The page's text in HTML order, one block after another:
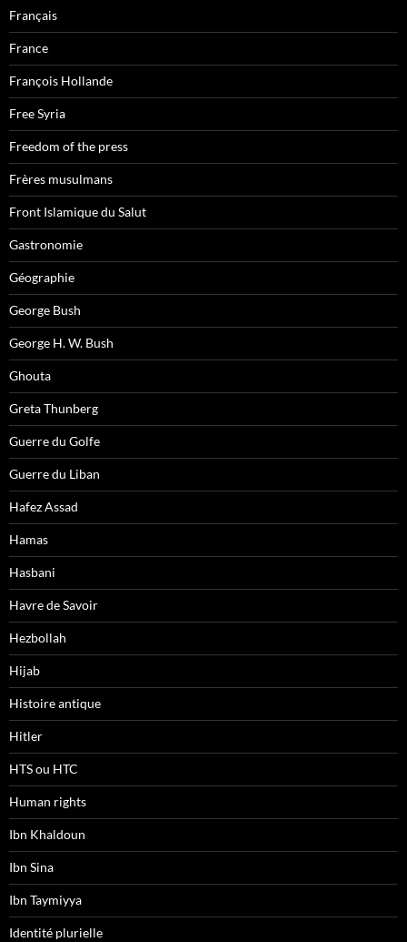
Français
France
François Hollande
Free Syria
Freedom of the press
Frères musulmans
Front Islamique du Salut
Gastronomie
Géographie
George Bush
George H. W. Bush
Ghouta
Greta Thunberg
Guerre du Golfe
Guerre du Liban
Hafez Assad
Hamas
Hasbani
Havre de Savoir
Hezbollah
Hijab
Histoire antique
Hitler
HTS ou HTC
Human rights
Ibn Khaldoun
Ibn Sina
Ibn Taymiyya
Identité plurielle